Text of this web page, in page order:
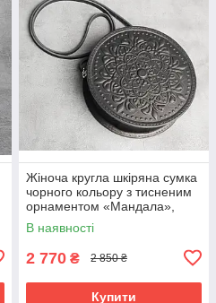
Жіноча кругла шкіряна сумка
чорного кольору з тисненим
орнаментом «Мандала»,
діаметр 22 см
В наявності
2 770 ₴ 2 850 ₴
Купити